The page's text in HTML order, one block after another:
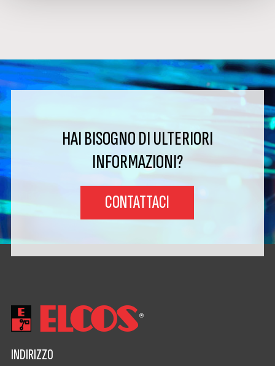
HAI BISOGNO DI ULTERIORI
INFORMAZIONI?
CONTATTACI
INDIRIZZO